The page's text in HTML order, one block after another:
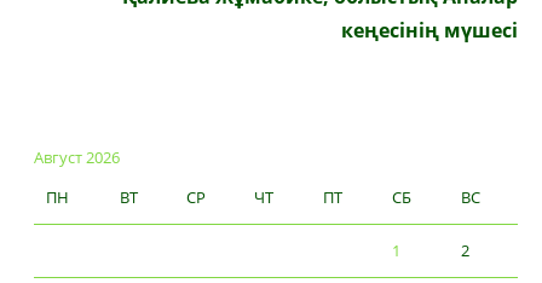
кеңесінің мүшесі
Август 2026
ПН
ВТ СР ЧТ ПТ СБ ВС
1 2